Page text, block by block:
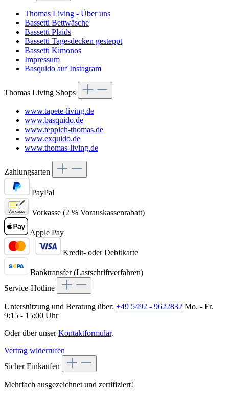
Thomas Living - Über uns
Bassetti Bettwäsche
Bassetti Plaids
Bassetti Tagesdecken gesteppt
Bassetti Kimonos
Impressum
Basquido auf Instagram
Thomas Living Shops
www.tapete-living.de
www.basquido.de
www.teppich-thomas.de
www.exquido.de
www.thomas-living.de
Zahlungsarten
PayPal
Vorkasse (2 % Vorauskassenrabatt)
Apple Pay
Kredit- oder Debitkarte
Banktransfer (Lastschriftverfahren)
Service-Hotline
Unterstützung und Beratung über: +49 5492 - 9622832 Mo. - Fr.
9:15 - 15:00 Uhr
Oder über unserKontaktformular.
Vertrag widerrufen
Sicher Einkaufen
Mehrfach ausgezeichnet und zertifiziert!